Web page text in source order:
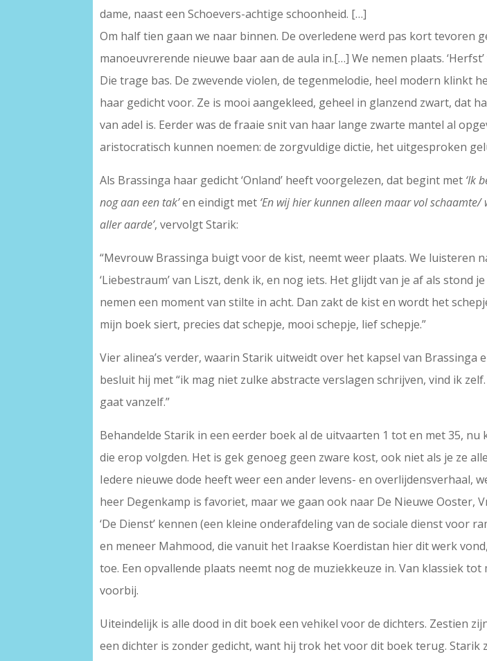
dame, naast een Schoevers-achtige schoonheid. […]
Om half tien gaan we naar binnen. De overledene werd pas kort tevoren
manoeuvrerende nieuwe baar aan de aula in.[…] We nemen plaats.
Die trage bas. De zwevende violen, de tegenmelodie, heel modern klinkt
haar gedicht voor. Ze is mooi aangekleed, geheel in glanzend zwart, dat
van adel is. Eerder was de fraaie snit van haar lange zwarte mantel al
aristocratisch kunnen noemen: de zorgvuldige dictie, het uitgesproken
Als Brassinga haar gedicht ‘Onland’ heeft voorgelezen, dat begint met ‘Ik
nog aan een tak’en eindigt met ‘En wij hier kunnen alleen maar vol
aller aarde’, vervolgt Starik:
“Mevrouw Brassinga buigt voor de kist, neemt weer plaats. We luisteren
‘Liebestraum’ van Liszt, denk ik, en nog iets. Het glijdt van je af als
nemen een moment van stilte in acht. Dan zakt de kist en wordt het
mijn boek siert, precies dat schepje, mooi schepje, lief schepje.”
Vier alinea’s verder, waarin Starik uitweidt over het kapsel van
besluit hij met “ik mag niet zulke abstracte verslagen schrijven, vind ik
gaat vanzelf.”
Behandelde Starik in een eerder boek al de uitvaarten 1 tot en met 35,
die erop volgden. Het is gek genoeg geen zware kost, ook niet als je ze
Iedere nieuwe dode heeft weer een ander levens- en overlijdensverhaal,
heer Degenkamp is favoriet, maar we gaan ook naar De Nieuwe Ooster,
‘De Dienst’ kennen (een kleine onderafdeling van de sociale dienst voor
en meneer Mahmood, die vanuit het Iraakse Koerdistan hier dit werk
toe. Een opvallende plaats neemt nog de muziekkeuze in. Van klassiek
voorbij.
Uiteindelijk is alle dood in dit boek een vehikel voor de dichters. Zestien
een dichter is zonder gedicht, want hij trok het voor dit boek terug. Starik